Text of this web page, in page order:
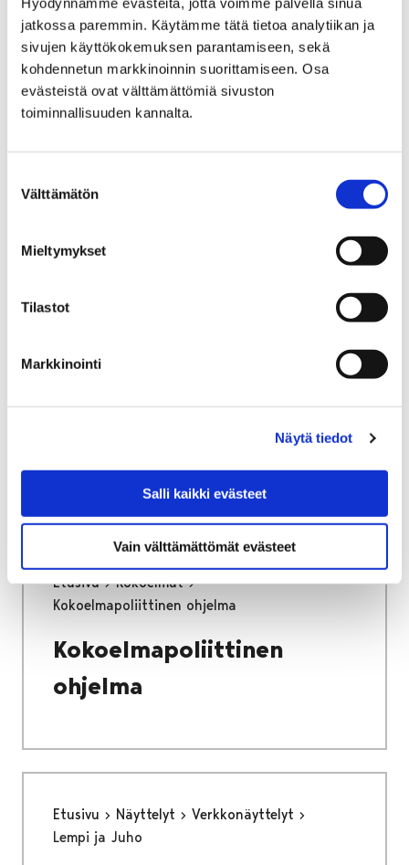
jatkossa paremmin. Käytämme tätä tietoa analytiikan ja
sivujen käyttökokemuksen parantamiseen, sekä
kohdennetun markkinoinnin suorittamiseen. Osa
evästeistä ovat välttämättömiä sivuston
toiminnallisuuden kannalta.
valinta
Välttämätön
Mieltymykset
Tilastot
Markkinointi
Näytä tiedot
Salli kaikki evästeet
Vain välttämättömät evästeet
Etusivu
Alueellinen vastuumuseo
Rakennukset ja ympäristö
Avustukset
Luontotalo Arkin kokoelmat
Luontotalo Arkin
Etusivu
Kokoelmat
Kokoelmapoliittinen ohjelma
Kokoelmapoliittinen
ohjelma
Etusivu Näyttelyt
Verkkonäyttelyt
Lempi ja Juho